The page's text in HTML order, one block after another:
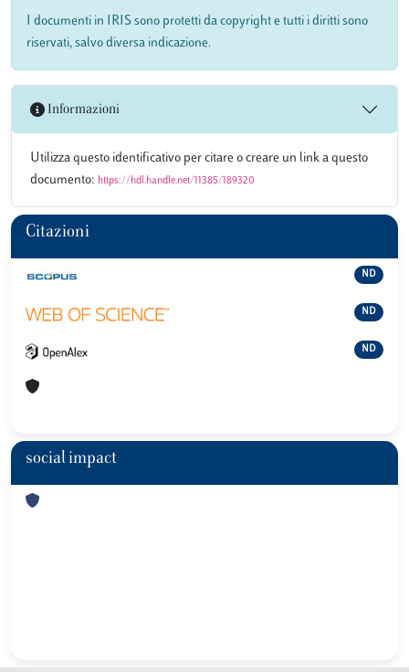
I documenti in IRIS sono protetti da copyright e tutti i diritti sono
riservati, salvo diversa indicazione.
Informazioni
Utilizza questo identificativo per citare o creare un link a questo
documento: https://hdl.handle.net/11385/189320
Citazioni
ND
ND
ND
social impact